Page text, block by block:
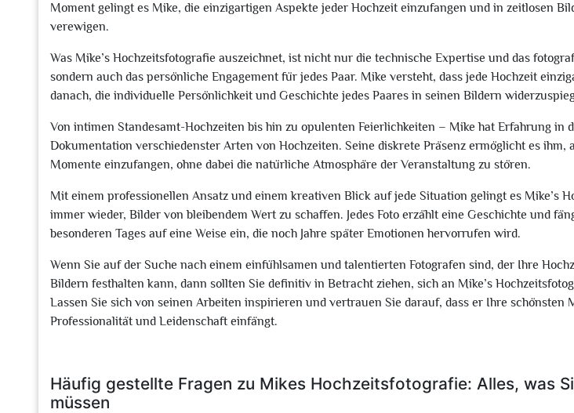
Moment gelingt es Mike, die einzigartigen Aspekte jeder Hochzeit einzufangen und in zeitlosen
verewigen.
Was Mike’s Hochzeitsfotografie auszeichnet, ist nicht nur die technische Expertise und das
sondern auch das persönliche Engagement für jedes Paar. Mike versteht, dass jede Hochzeit
danach, die individuelle Persönlichkeit und Geschichte jedes Paares in seinen Bildern
Von intimen Standesamt-Hochzeiten bis hin zu opulenten Feierlichkeiten – Mike hat Erfahrung in
Dokumentation verschiedenster Arten von Hochzeiten. Seine diskrete Präsenz ermöglicht es ihm,
Momente einzufangen, ohne dabei die natürliche Atmosphäre der Veranstaltung zu stören.
Mit einem professionellen Ansatz und einem kreativen Blick auf jede Situation gelingt es Mike’s
immer wieder, Bilder von bleibendem Wert zu schaffen. Jedes Foto erzählt eine Geschichte und
besonderen Tages auf eine Weise ein, die noch Jahre später Emotionen hervorrufen wird.
Wenn Sie auf der Suche nach einem einfühlsamen und talentierten Fotografen sind, der Ihre
Bildern festhalten kann, dann sollten Sie definitiv in Betracht ziehen, sich an Mike’s
Lassen Sie sich von seinen Arbeiten inspirieren und vertrauen Sie darauf, dass er Ihre schönsten
Professionalität und Leidenschaft einfängt.
Häufig gestellte Fragen zu Mikes Hochzeitsfotografie: Alles, was
müssen